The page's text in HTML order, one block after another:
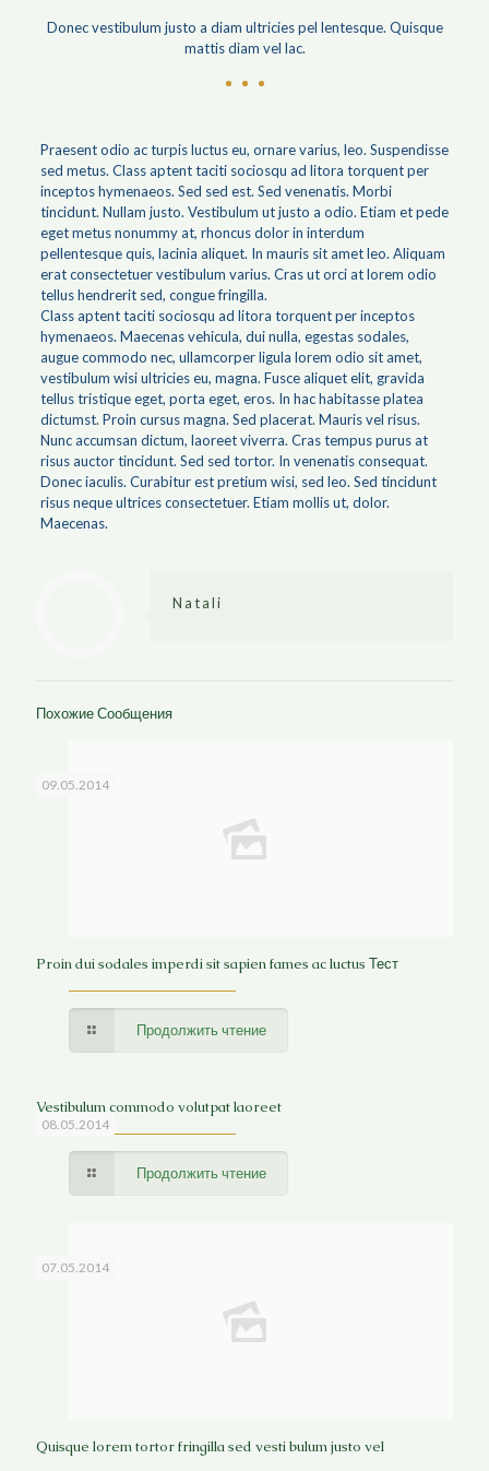
Donec vestibulum justo a diam ultricies pel lentesque. Quisque
mattis diam vel lac.
Praesent odio ac turpis luctus eu, ornare varius, leo. Suspendisse
sed metus. Class aptent taciti sociosqu ad litora torquent per
inceptos hymenaeos. Sed sed est. Sed venenatis. Morbi
tincidunt. Nullam justo. Vestibulum ut justo a odio. Etiam et pede
eget metus nonummy at, rhoncus dolor in interdum
pellentesque quis, lacinia aliquet. In mauris sit amet leo. Aliquam
erat consectetuer vestibulum varius. Cras ut orci at lorem odio
tellus hendrerit sed, congue fringilla.
Class aptent taciti sociosqu ad litora torquent per inceptos
hymenaeos. Maecenas vehicula, dui nulla, egestas sodales,
augue commodo nec, ullamcorper ligula lorem odio sit amet,
vestibulum wisi ultricies eu, magna. Fusce aliquet elit, gravida
tellus tristique eget, porta eget, eros. In hac habitasse platea
dictumst. Proin cursus magna. Sed placerat. Mauris vel risus.
Nunc accumsan dictum, laoreet viverra. Cras tempus purus at
risus auctor tincidunt. Sed sed tortor. In venenatis consequat.
Donec iaculis. Curabitur est pretium wisi, sed leo. Sed tincidunt
risus neque ultrices consectetuer. Etiam mollis ut, dolor.
Maecenas.
Natali
Похожие Сообщения
09.05.2014
Proin dui sodales imperdi sit sapien fames ac luctus Тест
Продолжить чтение
08.05.2014
Vestibulum commodo volutpat laoreet
Продолжить чтение
07.05.2014
Quisque lorem tortor fringilla sed vesti bulum justo vel